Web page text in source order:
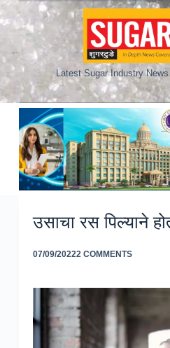
Skip
to
Latest Sugar Industry
उसाचा रस पिल्याने
07/09/20222 COMMENTS